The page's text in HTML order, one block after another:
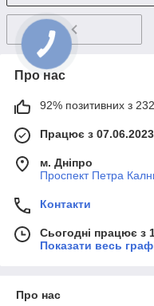
Про нас
92% позитивних з 232
Працює з 07.06.2023
м. Дніпро
Проспект Петра
Контакти
Сьогодні працює з
Показати весь
Про нас